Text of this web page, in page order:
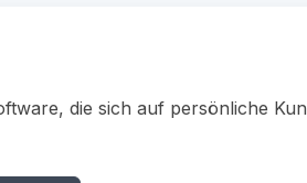
die sich auf persönliche